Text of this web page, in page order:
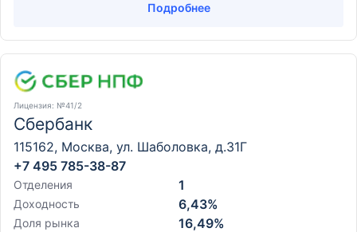
Подробнее
Лицензия: №41/2
Сбербанк
115162, Москва, ул. Шаболовка, д.31Г
+7 495 785-38-87
Отделения 1
Доходность 6,43%
Доля рынка 16,49%